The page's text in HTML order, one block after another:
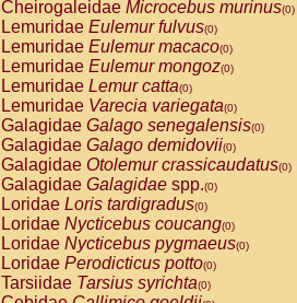
CebidaeSaimiri boliviensis(0)
CebidaeSaimiri sciureus(0)
AtelidaeAlouatta caraya(0)
AtelidaeAlouatta fusca(0)
AtelidaeAlouatta seniculus
AtelidaeAlouattaspp.(0)
AtelidaeAteles belzebuth(0)
AtelidaeAteles geoffroyi(0)
AtelidaeAteles paniscus(0)
AtelidaeAtelesspp.(0)
Atelidae Lagothrix lagothricha
AtelidaeLagothrix lagothricha cana
PitheciidaeCacajao calvus
PitheciidaeCallicebus cupreus
PitheciidaeCallicebus donacophilus
Cheirogaleidae Microcebus murinus(0)
Lemuridae Eulemur fulvus(0)
Lemuridae Eulemur macaco(0)
Lemuridae Eulemur mongoz(0)
Lemuridae Lemur catta(0)
Lemuridae Varecia variegata(0)
Galagidae Galago senegalensis(0)
Galagidae Galago demidovii(0)
Galagidae Otolemur crassicaudatus(0)
Galagidae Galagidae spp.(0)
Loridae Loris tardigradus(0)
Loridae Nycticebus coucang(0)
Loridae Nycticebus pygmaeus(0)
Loridae Perodicticus potto(0)
Tarsiidae Tarsius syrichta(0)